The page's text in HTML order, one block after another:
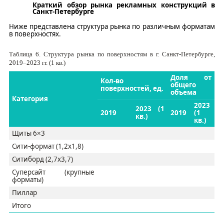
Краткий обзор рынка рекламных конструкций в
Санкт-Петербурге
Ниже представлена структура рынка по различным форматам
в поверхностях.
Таблица 6. Структура рынка по поверхностям в г. Санкт-Петербурге,
2019–2023 гг. (1 кв.)
Категория
Кол-во
поверхностей, ед.
Доля от
общего
объема
2019
2023 (1
кв.)
2019
2023
(1
кв.)
Щиты 6×3
Сити-формат (1,2х1,8)
Ситиборд(2,7х3,7)
Суперсайт(крупные
форматы)
Пиллар
Итого